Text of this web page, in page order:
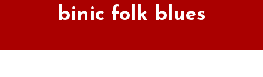
binic folk blues